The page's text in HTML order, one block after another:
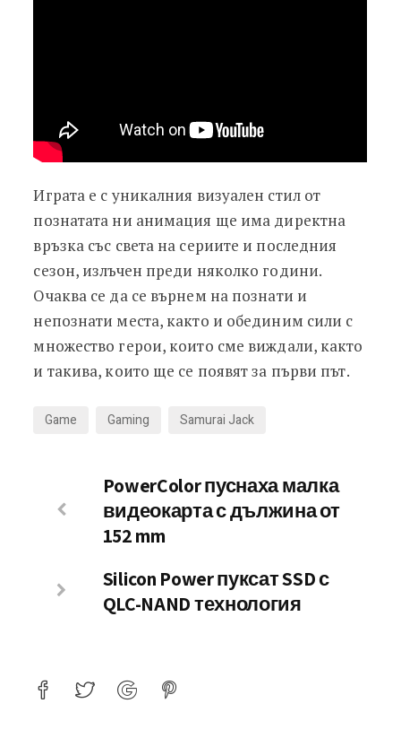
Играта е с уникалния визуален стил от
познатата ни анимация ще има директна
връзка със света на сериите и последния
сезон, излъчен преди няколко години.
Очаква се да се върнем на познати и
непознати места, както и обединим сили с
множество герои, които сме виждали, както
и такива, които ще се появят за първи път.
Game Gaming Samurai Jack
PowerColor пуснаха малка
видеокарта с дължина от
152 mm
Silicon Power пуксат SSD с
QLC-NAND технология